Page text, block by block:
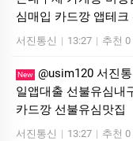
심매입 카드깡 앱테크
서진통신 | 13:27 | 추천 0
New @usim120 서진
일앱대출 선불유심내
카드깡 선불유심맛집
서진통신 | 13:27 | 추천 0